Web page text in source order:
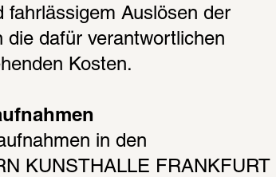
fahrlässigem Auslösen der
die dafür verantwortlichen
Kosten.
in den
KUNSTHALLE FRANKFURT